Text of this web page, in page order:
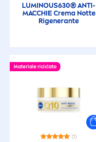
LUMINOUS630® ANTI-
MACCHIE Crema Notte
Rigenerante
Materiale riciclato
(1)